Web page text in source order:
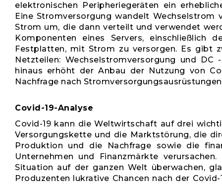
elektronischen Peripheriegeräten ein
Eine Stromversorgung wandelt Wechselstrom
Strom um, die dann verteilt und verwendet
Komponenten eines Servers, einschließlich
Festplatten, mit Strom zu versorgen. Es gibt
Netzteilen: Wechselstromversorgung und DC
hinaus erhöht der Anbau der Nutzung von
Nachfrage nach
Covid-19-Analyse
Covid-19 kann die Weltwirtschaft auf drei
Versorgungskette und die Marktstörung, die
Produktion und die Nachfrage sowie die
Unternehmen und Finanzmärkte
Situation auf der ganzen Welt überwachen,
Produzenten lukrative Chancen nach der